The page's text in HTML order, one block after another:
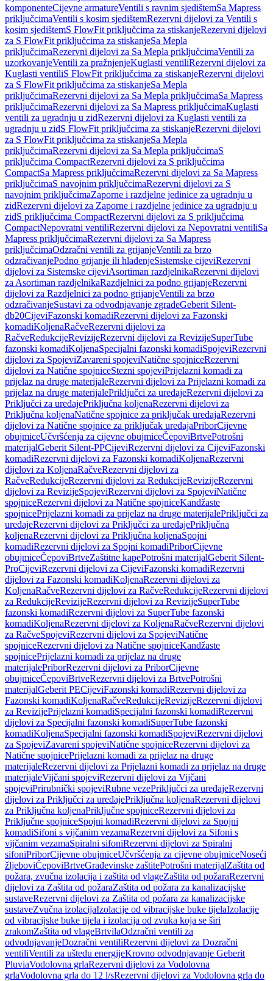
komponenteCijevne armatureVentili s ravnim sjedištemSa Mapress
priključcimaVentili s kosim sjedištemRezervni dijelovi za Ventili s
kosim sjedištemS FlowFit priključcima za stiskanjeRezervni dijelovi
za S FlowFit priključcima za stiskanjeSa Mepla
priključcimaRezervni dijelovi za Sa Mepla priključcimaVentili za
uzorkovanjeVentili za pražnjenjeKuglasti ventiliRezervni dijelovi za
Kuglasti ventiliS FlowFit priključcima za stiskanjeRezervni dijelovi
za S FlowFit priključcima za stiskanjeSa Mepla
priključcimaRezervni dijelovi za Sa Mepla priključcimaSa Mapress
priključcimaRezervni dijelovi za Sa Mapress priključcimaKuglasti
ventili za ugradnju u zidRezervni dijelovi za Kuglasti ventili za
ugradnju u zidS FlowFit priključcima za stiskanjeRezervni dijelovi
za S FlowFit priključcima za stiskanjeSa Mepla
priključcimaRezervni dijelovi za Sa Mepla priključcimaS
priključcima CompactRezervni dijelovi za S priključcima
CompactSa Mapress priključcimaRezervni dijelovi za Sa Mapress
priključcimaS navojnim priključcimaRezervni dijelovi za S
navojnim priključcimaZaporne i razdjelne jedinice za ugradnju u
zidRezervni dijelovi za Zaporne i razdjelne jedinice za ugradnju u
zidS priključcima CompactRezervni dijelovi za S priključcima
CompactNepovratni ventiliRezervni dijelovi za Nepovratni ventiliSa
Mapress priključcimaRezervni dijelovi za Sa Mapress
priključcimaOdzračni ventili za grijanjeVentili za brzo
odzračivanjePodno grijanje ili hlađenjeSistemske cijeviRezervni
dijelovi za Sistemske cijeviAsortiman razdjelnikaRezervni dijelovi
za Asortiman razdjelnikaRazdjelnici za podno grijanjeRezervni
dijelovi za Razdjelnici za podno grijanjeVentili za brzo
odzračivanjeSustavi za odvodnjavanje zgradeGeberit Silent-
db20CijeviFazonski komadiRezervni dijelovi za Fazonski
komadiKoljenaRačveRezervni dijelovi za
RačveRedukcijeRevizijeRezervni dijelovi za RevizijeSuperTube
fazonski komadiKoljenaSpecijalni fazonski komadiSpojeviRezervni
dijelovi za SpojeviZavareni spojeviNatične spojniceRezervni
dijelovi za Natične spojniceStezni spojeviPrijelazni komadi za
prijelaz na druge materijaleRezervni dijelovi za Prijelazni komadi za
prijelaz na druge materijalePriključci za uređajeRezervni dijelovi za
Priključci za uređajePriključna koljenaRezervni dijelovi za
Priključna koljenaNatične spojnice za priključak uređajaRezervni
dijelovi za Natične spojnice za priključak uređajaPriborCijevne
obujmiceUčvršćenja za cijevne obujmiceČepoviBrtvePotrošni
materijalGeberit Silent-PPCijeviRezervni dijelovi za CijeviFazonski
komadiRezervni dijelovi za Fazonski komadiKoljenaRezervni
dijelovi za KoljenaRačveRezervni dijelovi za
RačveRedukcijeRezervni dijelovi za RedukcijeRevizijeRezervni
dijelovi za RevizijeSpojeviRezervni dijelovi za SpojeviNatične
spojniceRezervni dijelovi za Natične spojniceKandžaste
spojnicePrijelazni komadi za prijelaz na druge materijalePriključci za
uređajeRezervni dijelovi za Priključci za uređajePriključna
koljenaRezervni dijelovi za Priključna koljenaSpojni
komadiRezervni dijelovi za Spojni komadiPriborCijevne
obujmiceČepoviBrtveZaštitne kapePotrošni materijalGeberit Silent-
ProCijeviRezervni dijelovi za CijeviFazonski komadiRezervni
dijelovi za Fazonski komadiKoljenaRezervni dijelovi za
KoljenaRačveRezervni dijelovi za RačveRedukcijeRezervni dijelovi
za RedukcijeRevizijeRezervni dijelovi za RevizijeSuperTube
fazonski komadiRezervni dijelovi za SuperTube fazonski
komadiKoljenaRezervni dijelovi za KoljenaRačveRezervni dijelovi
za RačveSpojeviRezervni dijelovi za SpojeviNatične
spojniceRezervni dijelovi za Natične spojniceKandžaste
spojnicePrijelazni komadi za prijelaz na druge
materijalePriborRezervni dijelovi za PriborCijevne
obujmiceČepoviBrtveRezervni dijelovi za BrtvePotrošni
materijalGeberit PECijeviFazonski komadiRezervni dijelovi za
Fazonski komadiKoljenaRačveRedukcijeRevizijeRezervni dijelovi
za RevizijePrijelazni komadiSpecijalni fazonski komadiRezervni
dijelovi za Specijalni fazonski komadiSuperTube fazonski
komadiKoljenaSpecijalni fazonski komadiSpojeviRezervni dijelovi
za SpojeviZavareni spojeviNatične spojniceRezervni dijelovi za
Natične spojnicePrijelazni komadi za prijelaz na druge
materijaleRezervni dijelovi za Prijelazni komadi za prijelaz na druge
materijaleVijčani spojeviRezervni dijelovi za Vijčani
spojeviPrirubnički spojeviRubne vezePriključci za uređajeRezervni
dijelovi za Priključci za uređajePriključna koljenaRezervni dijelovi
za Priključna koljenaPriključne spojniceRezervni dijelovi za
Priključne spojniceSpojni komadiRezervni dijelovi za Spojni
komadiSifoni s vijčanim vezamaRezervni dijelovi za Sifoni s
vijčanim vezamaSpiralni sifoniRezervni dijelovi za Spiralni
sifoniPriborCijevne obujmiceUčvršćenja za cijevne obujmiceNoseći
žljeboviČepoviBrtveGrađevinske zaštitePotrošni materijalZaštita od
požara, zvučna izolacija i zaštita od vlageZaštita od požaraRezervni
dijelovi za Zaštita od požaraZaštita od požara za kanalizacijske
sustaveRezervni dijelovi za Zaštita od požara za kanalizacijske
sustaveZvučna izolacijaIzolacije od vibracijske buke tijelaIzolacije
od vibracijske buke tijela i izolacija od zvuka koja se širi
zrakomZaštita od vlageBrtvilaOdzračni ventili za
odvodnjavanjeDozračni ventiliRezervni dijelovi za Dozračni
ventiliVentili za uštedu energijeKrovno odvodnjavanje Geberit
PluviaVodolovna grlaRezervni dijelovi za Vodolovna
grlaVodolovna grla do 12 l/sRezervni dijelovi za Vodolovna grla do